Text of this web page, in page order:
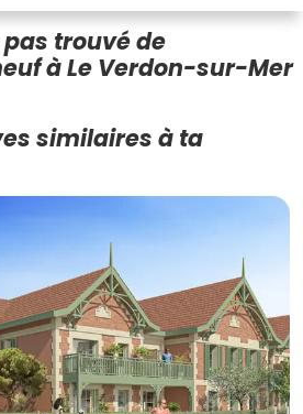
trouvé de
à Le Verdon-sur-Mer
similaires à ta